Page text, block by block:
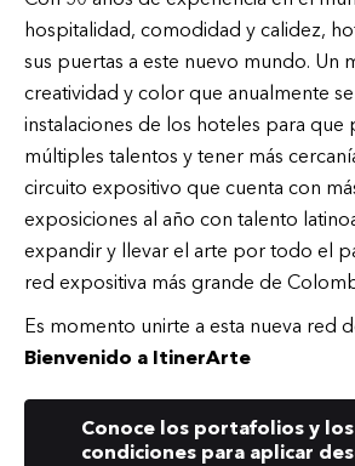
hospitalidad, comodidad y calidez,
sus puertas a este nuevo mundo. Un
creatividad y color que anualmente
instalaciones de los hoteles para que
múltiples talentos y tener más
circuito expositivo que cuenta con
exposiciones al año con talento
expandir y llevar el arte por todo el
red expositiva más grande de
Es momento unirte a esta nueva red
Bienvenido a ItinerArte
Conoce los portafolios y
condiciones para aplicar